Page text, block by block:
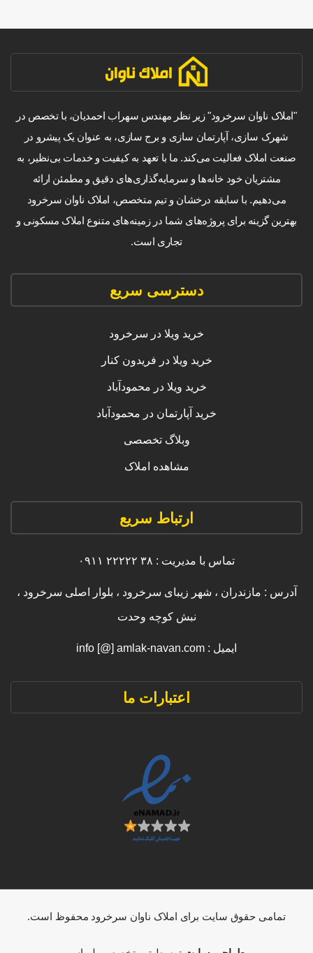
"املاک ناوان سرخرود" زیر نظر مهندس سهراب احمدیان، با تخصص در
شهرک سازی، آپارتمان سازی و برج سازی، به عنوان یک پیشرو در
صنعت املاک فعالیت می‌کند. ما با تعهد به کیفیت و خدمات بی‌نظیر، به
مشتریان خود خانه‌ها و سرمایه‌گذاری‌های دقیق و مطمئن ارائه
می‌دهیم. با سابقه درخشان و تیم متخصص، املاک ناوان سرخرود
بهترین گزینه برای پروژه‌های شما در زمینه‌های متنوع املاک مسکونی و
تجاری است.
دسترسی سریع
خرید ویلا در سرخرود
خرید ویلا در فریدون کنار
خرید ویلا در محمودآباد
خرید آپارتمان در محمودآباد
وبلاگ تخصصی
مشاهده املاک
ارتباط سریع
تماس با مدیریت : ۳۸ ۲۲۲۲۲ ۰۹۱۱
آدرس : مازندران ، شهر زیبای سرخرود ، بلوار اصلی سرخرود ،
نبش کوچه وحدت
ایمیل : info [@] amlak-navan.com
اعتبارات ما
تمامی حقوق سایت برای املاک ناوان سرخرود محفوظ است.